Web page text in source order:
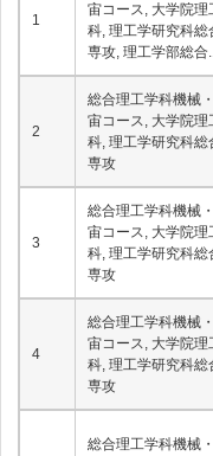
1
宙コース, 大学院理
科, 理工学研究科総
専攻, 理工学部総合
2
総合理工学科機械
宙コース, 大学院理
科, 理工学研究科総
専攻
3
総合理工学科機械
宙コース, 大学院理
科, 理工学研究科総
専攻
4
総合理工学科機械
宙コース, 大学院理
科, 理工学研究科総
専攻
総合理工学科機械